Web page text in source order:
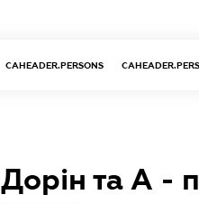
CAHEADER.PERSONS
Дорін та А -